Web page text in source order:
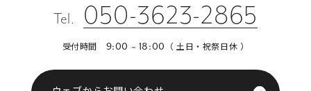
Tel. 050-3623-2865
受付時間 9:00 ~ 18:00 （ 土日・祝祭日休 ）